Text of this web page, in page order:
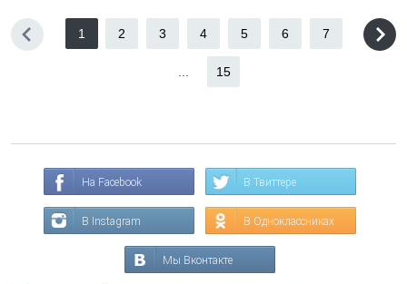
1 2 3 4 5 6 7
15
На Facebook В Твиттере
В Instagram В Одноклассниках
Мы Вконтакте